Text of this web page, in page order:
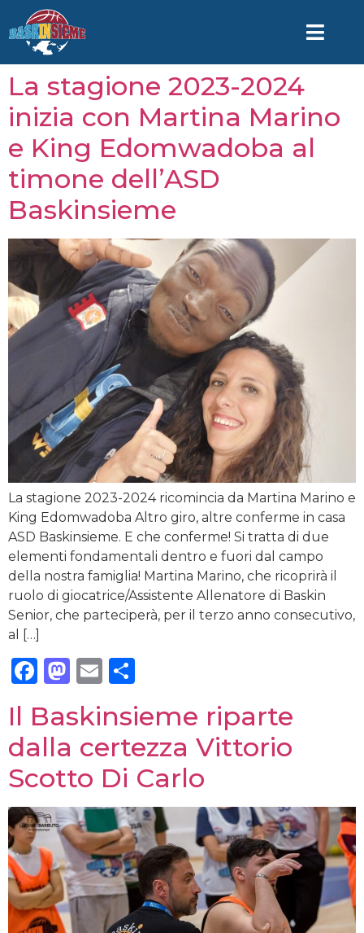
La stagione 2023-2024
inizia con Martina Marino
e King Edomwadoba al
timone dell’ASD
Baskinsieme
La stagione 2023-2024 ricomincia da Martina Marino e
King Edomwadoba Altro giro, altre conferme in casa
ASD Baskinsieme. E che conferme! Si tratta di due
elementi fondamentali dentro e fuori dal campo
della nostra famiglia! Martina Marino, che ricoprirà il
ruolo di giocatrice/Assistente Allenatore di Baskin
Senior, che parteciperà, per il terzo anno consecutivo,
al […]
Facebook
Mastodon
Email
Il Baskinsieme riparte
dalla certezza Vittorio
Scotto Di Carlo